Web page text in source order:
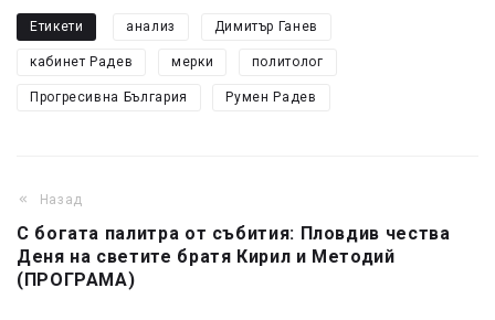
Етикети анализ Димитър Ганев
кабинет Радев мерки политолог
Прогресивна България Румен Радев
Назад
С богата палитра от събития: Пловдив чества
Деня на светите братя Кирил и Методий
(ПРОГРАМА)